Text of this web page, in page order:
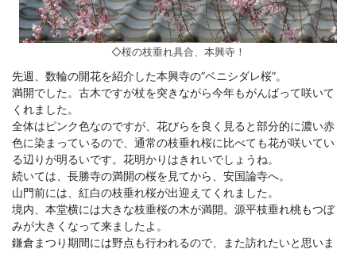
◇桜の枝垂れ具合、本興寺！
先週、数輪の開花を紹介した本興寺の”ベニシダレ桜”。
満開でした。古木ですが杖を突きながら今年もがんばって咲いて
くれました。
全体はピンク色なのですが、花びらを良く見ると部分的に濃い赤
色に染まっているので、通常の枝垂れ桜に比べても花が咲いてい
る辺りが明るいです。花明かりはきれいでしょうね。
続いては、長勝寺の満開の桜を見てから、安国論寺へ。
山門前には、紅白の枝垂れ桜が出迎えてくれました。
境内、本堂横には大きな枝垂桜の木が満開。源平枝垂れ桃もつぼ
みが大きくなって来ましたよ。
鎌倉まつり期間には野点も行われるので、また訪れたいと思いま